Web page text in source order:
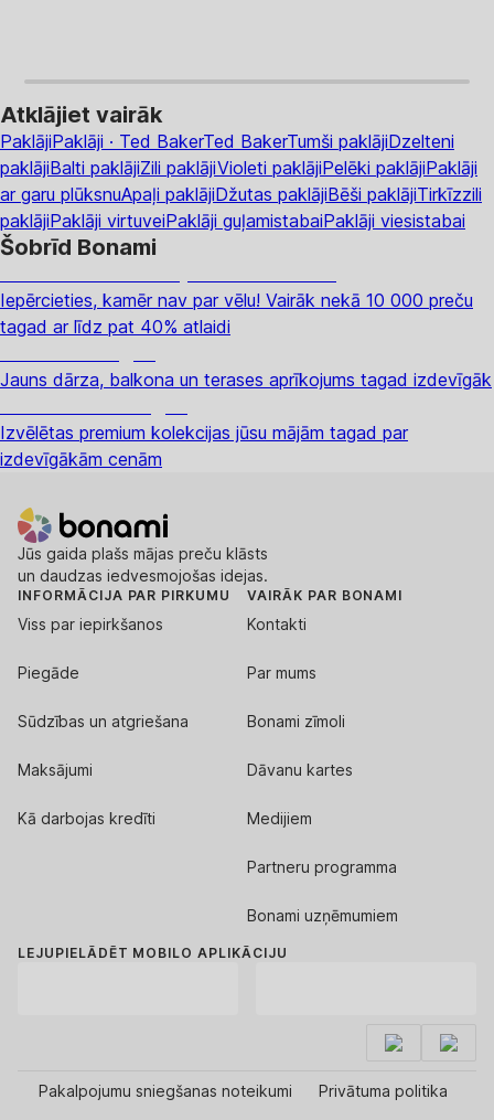
Atklājiet vairāk
PaklājiPaklāji · Ted BakerTed BakerTumši paklājiDzelteni
paklājiBalti paklājiZili paklājiVioleti paklājiPelēki paklājiPaklāji
ar garu plūksnuApaļi paklājiDžutas paklājiBēši paklājiTirkīzzili
paklājiPaklāji virtuveiPaklāji guļamistabaiPaklāji viesistabai
Šobrīd Bonami
Iepērcieties, kamēr nav par vēlu! Vairāk nekā 10 000 preču
tagad ar līdz pat 40% atlaidi
Jauns dārza, balkona un terases aprīkojums tagad izdevīgāk
Izvēlētas premium kolekcijas jūsu mājām tagad par
izdevīgākām cenām
Jūs gaida plašs mājas preču klāsts
un daudzas iedvesmojošas idejas.
INFORMĀCIJA PAR PIRKUMU
Viss par iepirkšanos
Piegāde
Sūdzības un atgriešana
Maksājumi
Kā darbojas kredīti
VAIRĀK PAR BONAMI
Kontakti
Par mums
Bonami zīmoli
Dāvanu kartes
Medijiem
Partneru programma
Bonami uzņēmumiem
LEJUPIELĀDĒT MOBILO APLIKĀCIJU
Pakalpojumu sniegšanas noteikumi Privātuma politika